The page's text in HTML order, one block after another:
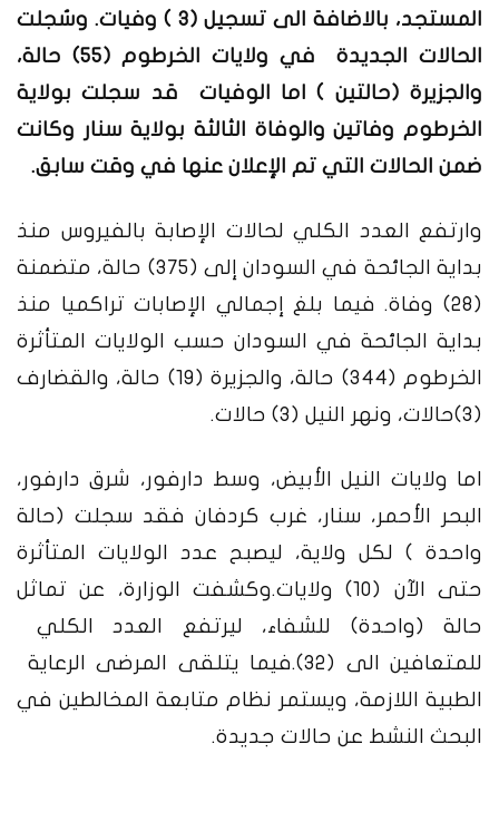
المستجد، بالاضافة الى تسجيل (3 ) وفيات. وسُجلت
الحالات الجديدة في ولايات الخرطوم (55) حالة،
والجزيرة (حالتين ) اما الوفيات قد سجلت بولاية
الخرطوم وفاتين والوفاة الثالثة بولاية سنار وكانت
ضمن الحالات التي تم الإعلان عنها في وقت سابق.
وارتفع العدد الكلي لحالات الإصابة بالفيروس منذ
بداية الجائحة في السودان إلى (375) حالة، متضمنة
(28) وفاة.
فيما بلغ إجمالي الإصابات تراكميا منذ
بداية الجائحة في السودان حسب الولايات المتأثرة
الخرطوم (344) حالة، والجزيرة (19) حالة، والقضارف
(3)حالات، ونهر النيل (3) حالات.
اما ولايات النيل الأبيض، وسط دارفور، شرق دارفور،
البحر الأحمر، سنار، غرب كردفان فقد سجلت (حالة
واحدة ) لكل ولاية، ليصبح عدد الولايات المتأثرة
حتى الآن (10) ولايات.
وكشفت الوزارة، عن تماثل
حالة (واحدة) للشفاء، ليرتفع العدد الكلي
للمتعافين الى (32).فيما يتلقى المرضى الرعاية
الطبية اللازمة، ويستمر نظام متابعة المخالطين في
البحث النشط عن حالات جديدة.